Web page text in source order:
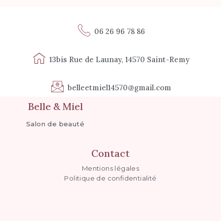
06 26 96 78 86
13bis Rue de Launay, 14570 Saint-Remy
belleetmiel14570@gmail.com
Belle & Miel
Salon de beauté
Contact
Mentions légales
Politique de confidentialité